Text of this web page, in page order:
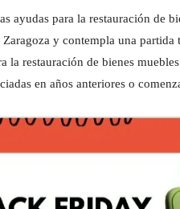
ayudas para la restauración de
y contempla una
la restauración de bienes
en años anteriores o